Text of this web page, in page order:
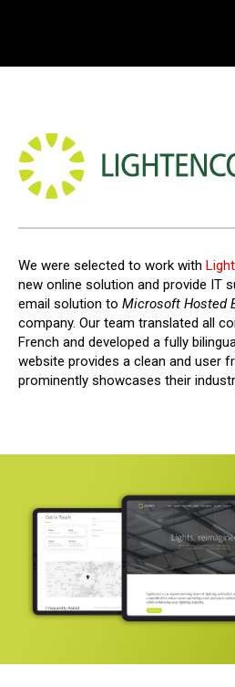
We were selected to work with
new online solution and provide IT
email solution to Microsoft Hosted
company. Our team translated all
French and developed a fully
website provides a clean and user
prominently showcases their